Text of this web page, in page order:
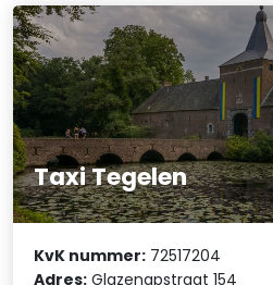
Taxi Tegelen
KvK nummer: 72517204
Adres: Glazenapstraat 154